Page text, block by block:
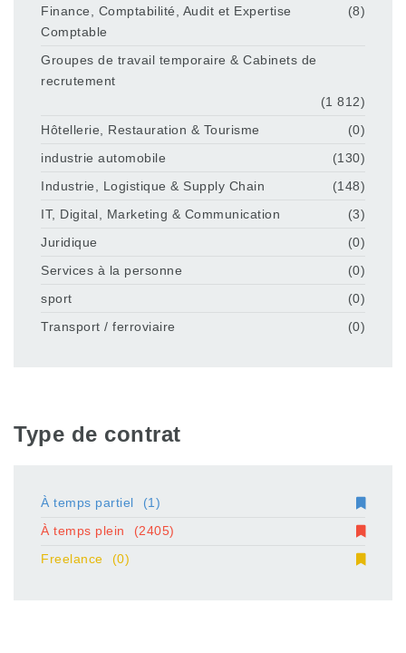
Finance, Comptabilité, Audit et Expertise
Comptable
(8)
Groupes de travail temporaire & Cabinets de
recrutement
(1 812)
Hôtellerie, Restauration & Tourisme
(0)
industrie automobile
(130)
Industrie, Logistique & Supply Chain
(148)
IT, Digital, Marketing & Communication
(3)
Juridique
(0)
Services à la personne
(0)
sport
(0)
Transport / ferroviaire
(0)
Type de contrat
À temps partiel
(1)
À temps plein
(2405)
Freelance
(0)